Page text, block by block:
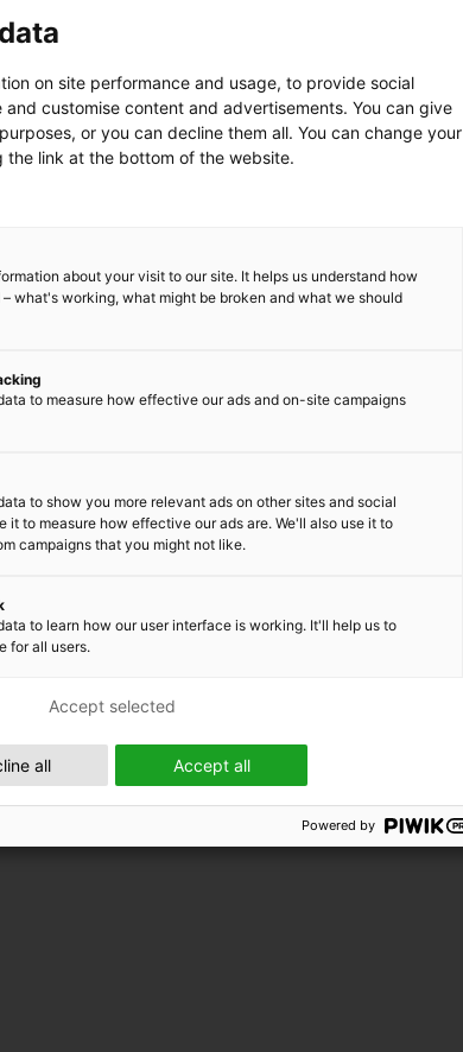
Industry
on site performance and usage, to provide social
customise content and advertisements. You can give
or you can decline them all. You can change your
link at the bottom of the website.
about your visit to our site. It helps us understand how
– what's working, what might be broken and what we should
to measure how effective our ads and on-site campaigns
to show you more relevant ads on other sites and social
it to measure how effective our ads are. We'll also use it to
campaigns that you might not like.
to learn how our user interface is working. It'll help us to
for all users.
Accept all
all
Accept selected
Powered by